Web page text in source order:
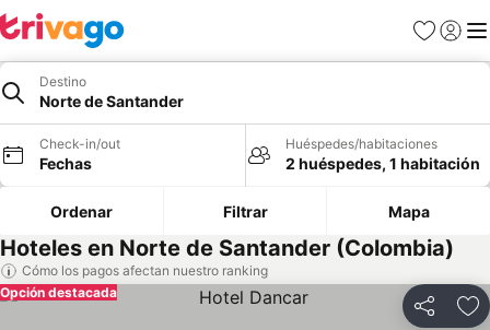
Favoritos
Iniciar
Destino
Norte de Santander
Check-in/out
Fechas
Huéspedes/habitaciones
2 huéspedes, 1 habitación
Ordenar Filtrar Mapa
Hoteles en Norte de Santander (Colombia)
Cómo los pagos afectan nuestro ranking
Compartir
Opción destacada